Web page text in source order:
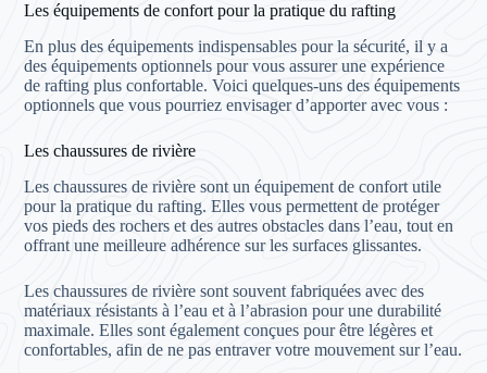
Les équipements de confort pour la pratique du rafting
En plus des équipements indispensables pour la sécurité, il y a
des équipements optionnels pour vous assurer une expérience
de rafting plus confortable. Voici quelques-uns des équipements
optionnels que vous pourriez envisager d’apporter avec vous :
Les chaussures de rivière
Les chaussures de rivière sont un équipement de confort utile
pour la pratique du rafting. Elles vous permettent de protéger
vos pieds des rochers et des autres obstacles dans l’eau, tout en
offrant une meilleure adhérence sur les surfaces glissantes.
Les chaussures de rivière sont souvent fabriquées avec des
matériaux résistants à l’eau et à l’abrasion pour une durabilité
maximale. Elles sont également conçues pour être légères et
confortables, afin de ne pas entraver votre mouvement sur l’eau.